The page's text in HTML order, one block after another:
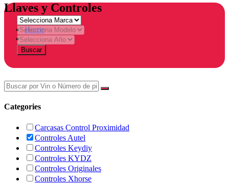
Llaves y Controles
Home
Tienda
Buscar
Categories
Carcasas Control Proximidad
Controles Autel
Controles Keydiy
Controles KYDZ
Controles Originales
Controles Xhorse